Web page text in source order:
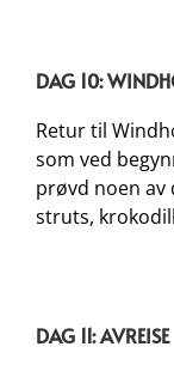
DAG 10:
Retur til
som ved
prøvd noen av
struts,
DAG 11: AVREISE